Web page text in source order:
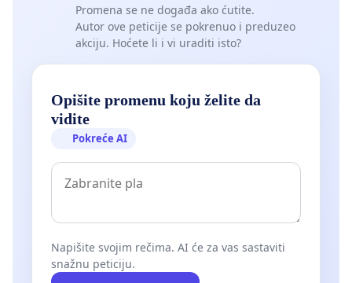
Promena se ne događa ako ćutite.
Autor ove peticije se pokrenuo i preduzeo
akciju. Hoćete li i vi uraditi isto?
Opišite promenu koju želite da
vidite
Pokreće AI
Napišite svojim rečima. AI će za vas sastaviti
snažnu peticiju.